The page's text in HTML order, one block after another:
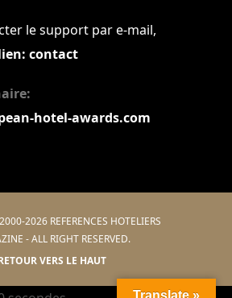
le support par e-mail,
contact
hotel-awards.com
2026 REFERENCES HOTELIERS
- ALL RIGHT RESERVED.
VERS LE HAUT
Translate »